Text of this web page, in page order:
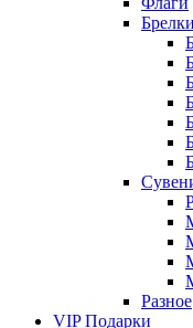
Брелки
Разное
VIP Подарки